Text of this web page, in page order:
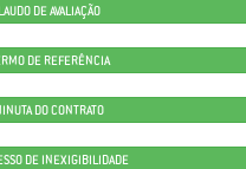
LAUDO DE AVALIAÇÃO
DE REFERÊNCIA
DO CONTRATO
DE INEXIGIBILIDADE